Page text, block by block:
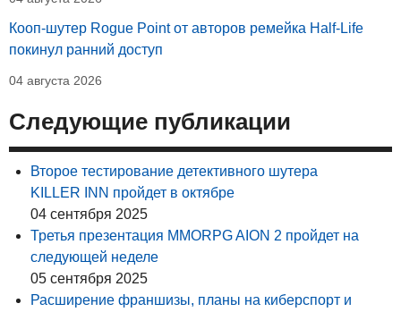
Кооп-шутер Rogue Point от авторов ремейка Half-Life
покинул ранний доступ
04 августа 2026
Следующие публикации
Второе тестирование детективного шутера
KILLER INN пройдет в октябре
04 сентября 2025
Третья презентация MMORPG AION 2 пройдет на
следующей неделе
05 сентября 2025
Расширение франшизы, планы на киберспорт и